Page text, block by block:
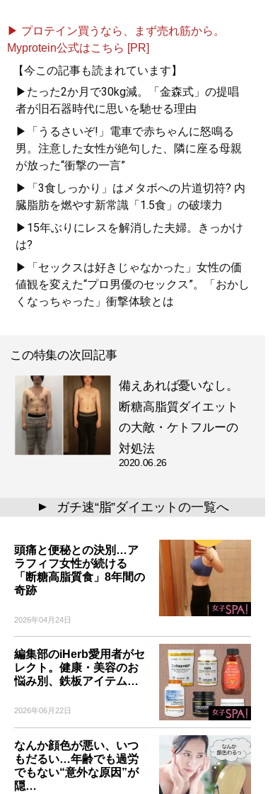
▶ プロテイン買うなら、まず売れ筋から。
Myprotein公式はこちら [PR]
【今この記事も読まれています】
▶たった2か月で30kg減。「金森式」の提唱
者が旧石器時代に思いを馳せる理由
▶「うるさいぞ!」電車で赤ちゃんに怒鳴る
男。注意した女性が絶句した、隣に座る母親
が放った“衝撃の一言”
▶「3食しっかり」はメタボへの片道切符? 内
臓脂肪を燃やす新常識「1.5食」の破壊力
▶15年ぶりにレスを解消した夫婦。きっかけ
は?
▶「セックスは好きじゃなかった」女性の価
値観を変えた“プロ男優のセックス”。「おかし
くなっちゃった」衝撃体験とは
この特集の次回記事
備えあれば憂いなし。
断糖高脂質ダイエット
の大敵・ケトフルーの
対処法
2020.06.26
▲ ガチ速“脂”ダイエットの一覧へ
頭痛と便秘との決別…ア
ラフィフ女性が続ける
「断糖高脂質食」8年間の
奇跡
2026年04月24日
編集部のiHerb愛用者がセ
レクト。健康・美容のお
悩み別、鉄板アイテム…
2026年06月22日
なんか顔色が悪い、いつ
もだるい…年齢でも過労
でもない“意外な原因”が
隠…